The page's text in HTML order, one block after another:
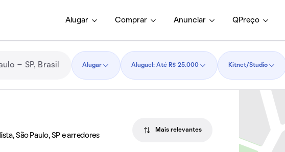
Alugar Comprar Anunciar QPreço
Alugar Aluguel: Até R$ 25.000 Kitnet/Studio
São Paulo, SP e arredores
Mais relevantes